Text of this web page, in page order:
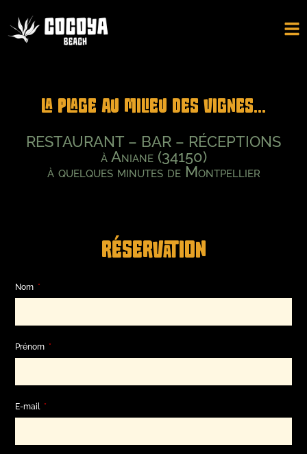
LA PLAGE AU MILIEU DES VIGNES...
RESTAURANT – BAR – RÉCEPTIONS
à Aniane (34150)
à quelques minutes de Montpellier
RÉSERVATION
Nom
Prénom
E-mail